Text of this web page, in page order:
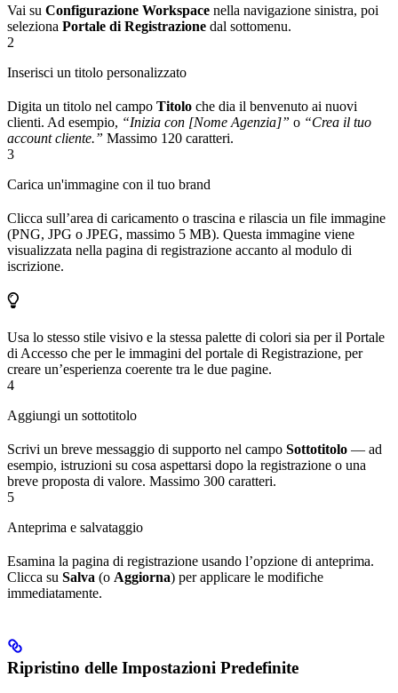
Vai su Configurazione Workspace nella navigazione sinistra, poi
seleziona Portale di Registrazione dal sottomenu.
2
Inserisci un titolo personalizzato
Digita un titolo nel campo Titolo che dia il benvenuto ai nuovi
clienti. Ad esempio, “Inizia con [Nome Agenzia]” o “Crea il tuo
account cliente.” Massimo 120 caratteri.
3
Carica un'immagine con il tuo brand
Clicca sull’area di caricamento o trascina e rilascia un file immagine
(PNG, JPG o JPEG, massimo 5 MB). Questa immagine viene
visualizzata nella pagina di registrazione accanto al modulo di
iscrizione.
Usa lo stesso stile visivo e la stessa palette di colori sia per il Portale
di Accesso che per le immagini del portale di Registrazione, per
creare un’esperienza coerente tra le due pagine.
4
Aggiungi un sottotitolo
Scrivi un breve messaggio di supporto nel campo Sottotitolo — ad
esempio, istruzioni su cosa aspettarsi dopo la registrazione o una
breve proposta di valore. Massimo 300 caratteri.
5
Anteprima e salvataggio
Esamina la pagina di registrazione usando l’opzione di anteprima.
Clicca su Salva (o Aggiorna) per applicare le modifiche
immediatamente.
Ripristino delle Impostazioni Predefinite